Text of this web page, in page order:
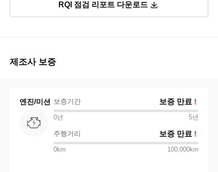
RQI 점검 리포트 다운로드
제조사 보증
엔진/미션 보증기간 보증 만료 !
0년 5년
주행거리 보증 만료 !
0km 100,000km